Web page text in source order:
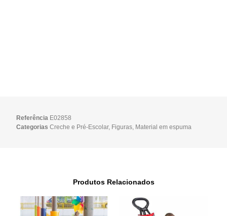
Referência E02858
Categorias Creche e Pré-Escolar, Figuras, Material em espuma
Produtos Relacionados